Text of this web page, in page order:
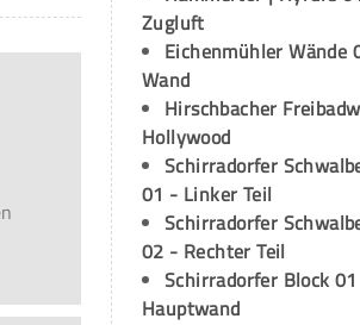
Zugluft
Eichenmühler Wände
Wand
Hirschbacher
Hollywood
Schirradorfer
01 - Linker Teil
Schirradorfer
02 - Rechter Teil
Schirradorfer Block
Hauptwand